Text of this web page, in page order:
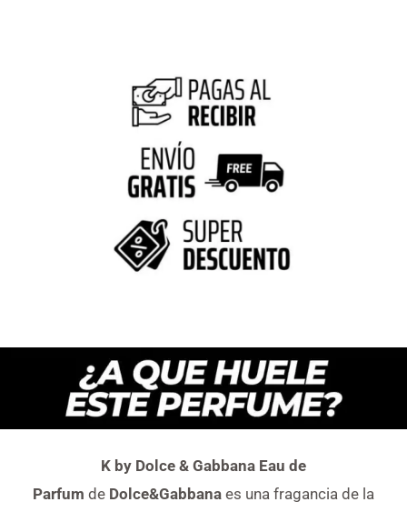
K by Dolce & Gabbana Eau de
Parfum de Dolce&Gabbana es una fragancia de la